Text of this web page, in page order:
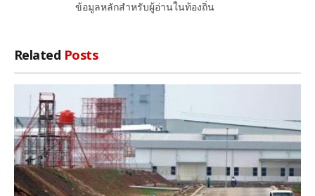
ข้อมูลหลักสำหรับผู้อ่านในท้องถิ่น
Related Posts